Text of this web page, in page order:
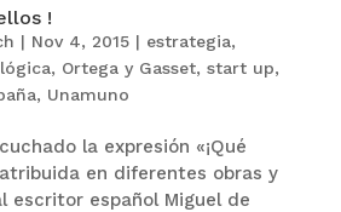
!
| Nov 4, 2015| estrategia,
, Ortega y Gasset, start up,
, Unamuno
la expresión «¡Qué
en diferentes obras y
escritor español Miguel de